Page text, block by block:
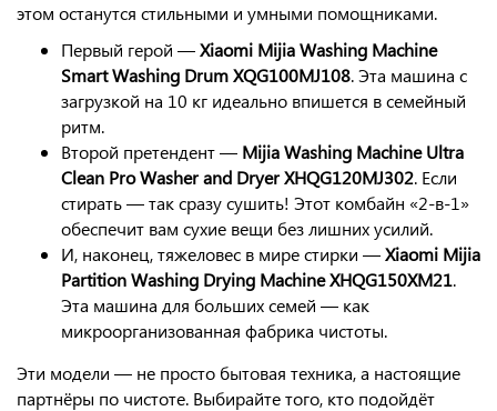
этом останутся стильными и умными помощниками.
Первый герой —Xiaomi Mijia Washing Machine
Smart Washing Drum XQG100MJ108. Эта машина с
загрузкой на 10 кг идеально впишется в семейный
ритм.
Второй претендент — Mijia Washing Machine Ultra
Clean Pro Washer and Dryer XHQG120MJ302. Если
стирать — так сразу сушить! Этот комбайн «2-в-1»
обеспечит вам сухие вещи без лишних усилий.
И, наконец, тяжеловес в мире стирки —Xiaomi Mijia
Partition Washing Drying Machine XHQG150XM21.
Эта машина для больших семей — как
микроорганизованная фабрика чистоты.
Эти модели — не просто бытовая техника, а настоящие
партнёры по чистоте. Выбирайте того, кто подойдёт